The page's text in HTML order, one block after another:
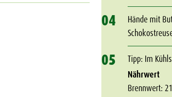
04
Hände mit
05
Tipp: Im
Nährwert
Brennwert: